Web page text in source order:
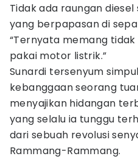
Tidak ada raungan
yang berpapasan di
“Ternyata memang
pakai motor listrik.”
Sunardi tersenyum
kebanggaan seorang
menyajikan hidangan
yang selalu ia tunggu
dari sebuah revolusi
Rammang-Rammang.